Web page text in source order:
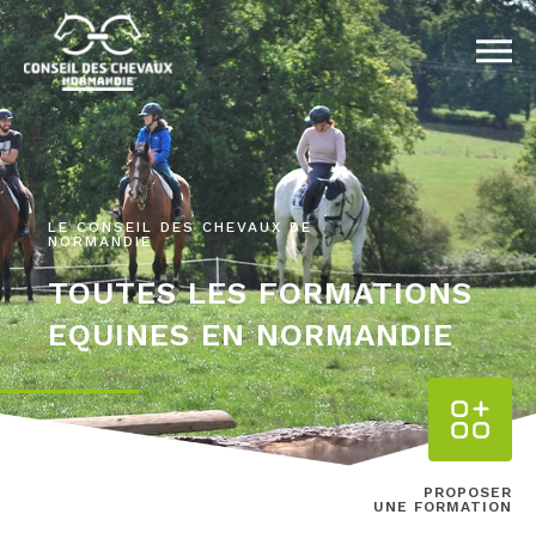
LE CONSEIL DES CHEVAUX DE
NORMANDIE
TOUTES LES FORMATIONS
EQUINES EN NORMANDIE
PROPOSER
UNE FORMATION